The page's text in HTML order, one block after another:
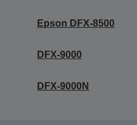
Epson DFX-8500
DFX-9000
DFX-9000N